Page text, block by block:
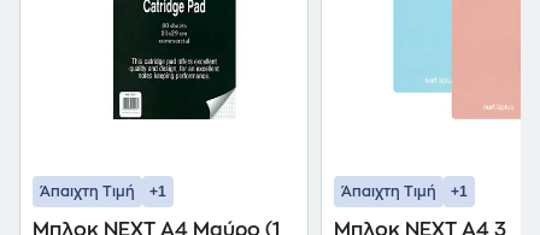
Άπαιχτη Τιμή +1
Μπλοκ NEXT Α4 Μαύρο (1
Άπαιχτη Τιμή +1
Μπλοκ NEXT Α4 3